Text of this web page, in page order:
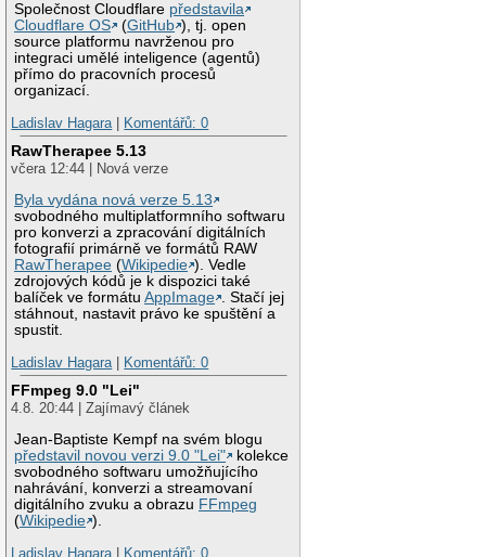
Společnost Cloudflare představila
Cloudflare OS
(GitHub ), tj. open
source platformu navrženou pro
integraci umělé inteligence (agentů)
přímo do pracovních procesů
organizací.
Ladislav Hagara
Komentářů: 0
RawTherapee 5.13
včera 12:44 | Nová verze
Byla vydána nová verze 5.13
svobodného multiplatformního softwaru
pro konverzi a zpracování digitálních
fotografií primárně ve formátů RAW
RawTherapee (Wikipedie ). Vedle
zdrojových kódů je k dispozici také
balíček ve formátuAppImage . Stačí jej
stáhnout, nastavit právo ke spuštění a
spustit.
Ladislav Hagara
Komentářů: 0
FFmpeg 9.0 "Lei"
4.8. 20:44 | Zajímavý článek
Jean-Baptiste Kempf na svém blogu
představil novou verzi 9.0 "Lei"
kolekce
svobodného softwaru umožňujícího
nahrávání, konverzi a streamovaní
digitálního zvuku a obrazu FFmpeg
(Wikipedie ).
Ladislav Hagara
Komentářů: 0